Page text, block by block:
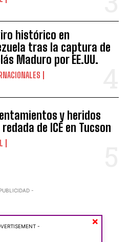
Privacy Policy
histórico en
tras la captura de
Maduro por EE.UU.
y heridos
de ICE en Tucson
-
- ×